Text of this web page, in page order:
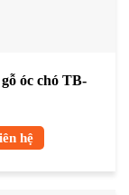
óc chó TB-
hệ